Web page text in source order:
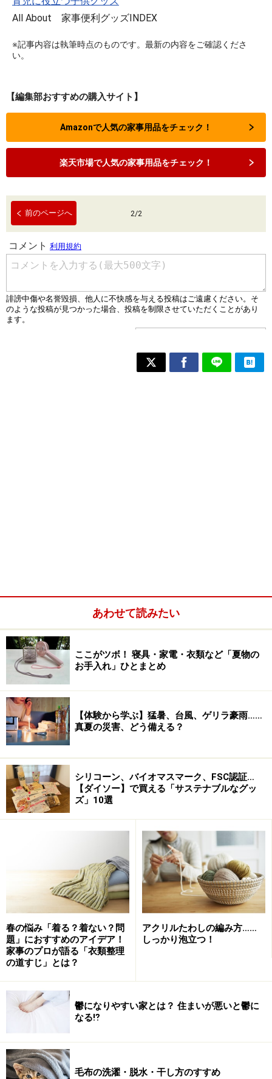
All About 家事便利グッズINDEX
※記事内容は執筆時点のものです。最新の内容をご確認くださ
い。
【編集部おすすめの購入サイト】
Amazonで人気の家事用品をチェック！
楽天市場で人気の家事用品をチェック！
前のページへ 2/2
あわせて読みたい
ここがツボ！ 寝具・家電・衣類など「夏物の
お手入れ」ひとまとめ
【体験から学ぶ】猛暑、台風、ゲリラ豪雨……
真夏の災害、どう備える？
シリコーン、バイオマスマーク、FSC認証…
【ダイソー】で買える「サステナブルなグッ
ズ」10選
春の悩み「着る？着ない？問
題」におすすめのアイデア！
家事のプロが語る「衣類整理
の道すじ」とは？
アクリルたわしの編み方……
しっかり泡立つ！
鬱になりやすい家とは？ 住まいが悪いと鬱に
なる⁉
毛布の洗濯・脱水・干し方のすすめ